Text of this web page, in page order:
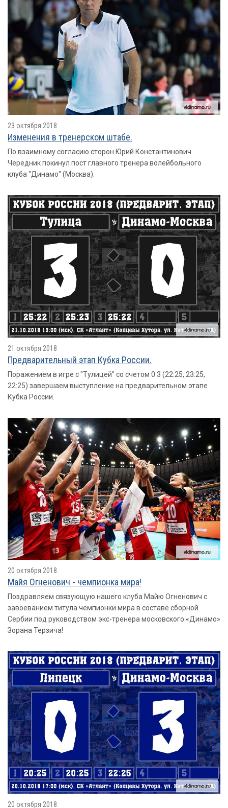
23 октября 2018
Изменения в тренерском штабе.
По взаимному согласию сторон Юрий Константинович
Чередник покинул пост главного тренера волейбольного
клуба "Динамо" (Москва).
21 октября 2018
Предварительный этап Кубка России.
Поражением в игре с "Тулицей" со счетом 0:3 (22:25, 23:25,
22:25) завершаем выступление на предварительном этапе
Кубка России.
20 октября 2018
Майя Огненович - чемпионка мира!
Поздравляем связующую нашего клуба Майю Огненович с
завоеванием титула чемпионки мира в составе сборной
Сербии под руководством экс-тренера московского «Динамо»
Зорана Терзича!
20 октября 2018